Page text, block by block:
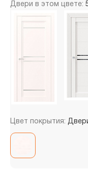
Двери в этом цвете:
Цвет покрытия: